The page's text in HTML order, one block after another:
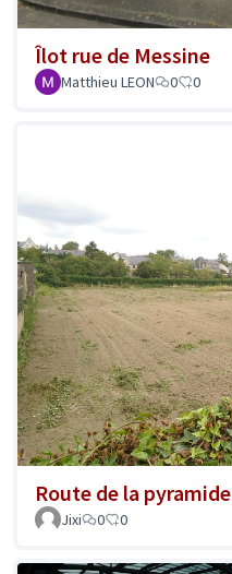
Îlot rue de Messine
Matthieu LEON 0 0
Route de la pyramide
Jixi 0 0